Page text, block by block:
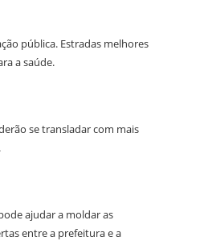
pública. Estradas melhores
a saúde.
se transladar com mais
ajudar a moldar as
entre a prefeitura e a